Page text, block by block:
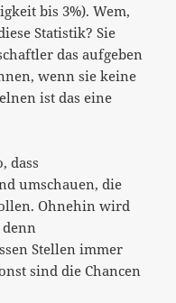
bis 3%). Wem,
Statistik? Sie
das aufgeben
wenn sie keine
ist das eine
dass
umschauen, die
Ohnehin wird
Stellen immer
sind die Chancen